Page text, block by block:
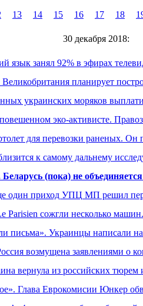
13 14 15 16 17 18
30 декабря 2018:
язык занял 92% в эфирах
планирует
украинских моряков
эко-активисте.
для перевозки раненых. Он
к самому дальнему
(пока) не
один приход УПЦ МП решил
Parisien сожгли несколько
письма». Украинцы написали
возмущена заявлениями о
вернула из российских тюрем
Глава Еврокомисии Юнкер